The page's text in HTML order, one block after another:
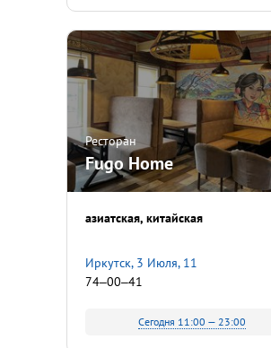
Ресторан
Fugo Home
азиатская китайская
Иркутск, 3 Июля, 11
74‒00‒41
Сегодня 11:00 — 23:00